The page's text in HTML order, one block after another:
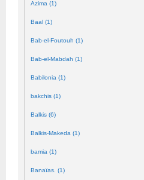
Azima (1)
Baal (1)
Bab-el-Foutouh (1)
Bab-el-Mabdah (1)
Babilonia (1)
bakchis (1)
Balkis (6)
Balkis-Makeda (1)
bamia (1)
Banaïas. (1)